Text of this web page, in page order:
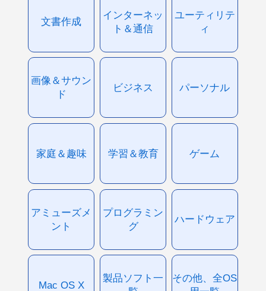
文書作成
インターネッ
ト＆通信
ユーティリテ
ィ
画像＆サウン
ド
ビジネス パーソナル
家庭＆趣味 学習＆教育 ゲーム
アミューズメ
ント
プログラミン
グ
ハードウェア
Mac OS X
製品ソフト一
その他、全OS